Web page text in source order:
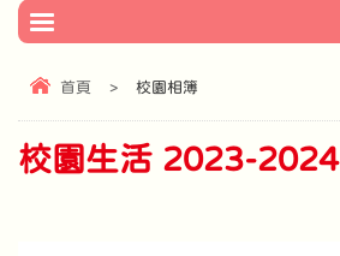
首頁 > 校園相簿
校園生活 2023-2024